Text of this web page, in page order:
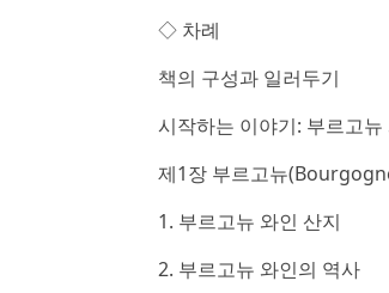
◇ 차례
책의 구성과 일러두기
시작하는 이야기: 부르고뉴
제1장 부르고뉴
1. 부르고뉴 와인 산지
2. 부르고뉴 와인의 역사